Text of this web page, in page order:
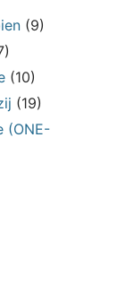
(9)
(10)
(19)
(ONE-